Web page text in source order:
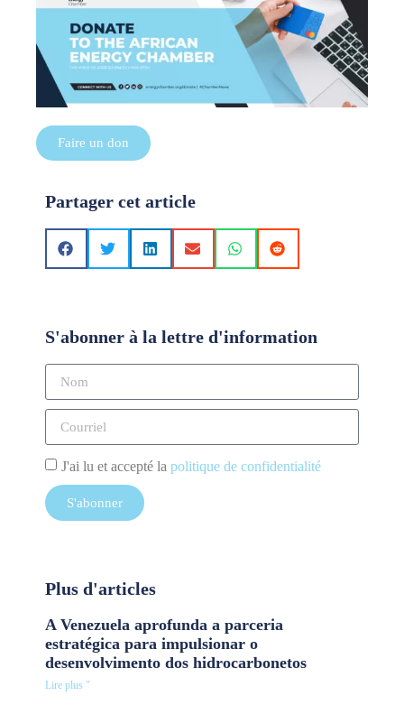
Faire un don
Partager cet article
S'abonner à la lettre d'information
J'ai lu et accepté la politique de confidentialité
S'abonner
Plus d'articles
A Venezuela aprofunda a parceria
estratégica para impulsionar o
desenvolvimento dos hidrocarbonetos
Lire plus "